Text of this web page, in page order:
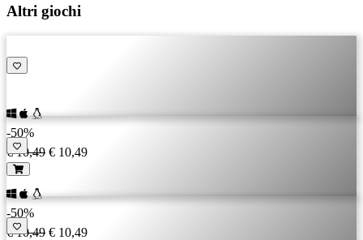
Altri giochi
-50%
€ 10,49 € 10,49
-50%
€ 10,49 € 10,49